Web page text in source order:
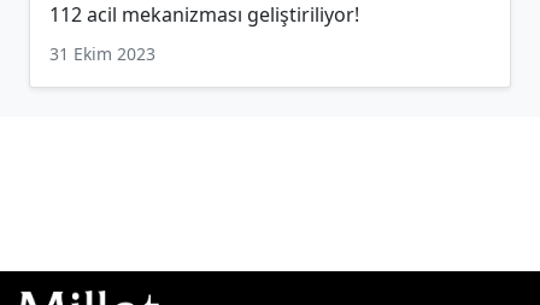
112 acil mekanizması geliştiriliyor!
31 Ekim 2023